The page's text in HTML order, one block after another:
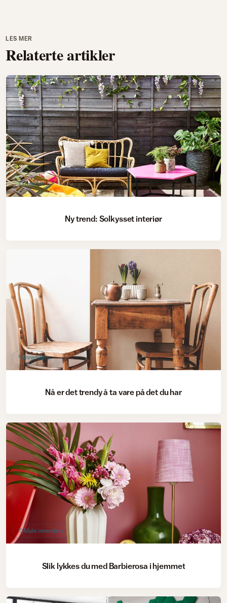
LES MER
Relaterte artikler
Trender
Ny trend: Solkysset interiør
Innendørs
Nå er det trendy å ta vare på det du har
Male innendørs
Slik lykkes du med Barbierosa i hjemmet